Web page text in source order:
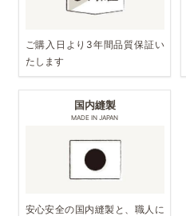
ご購入日より3年間品質保証い
たします
国内縫製
MADE IN JAPAN
安心安全の国内縫製と、職人に